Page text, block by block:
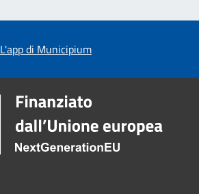
L'app di Municipium